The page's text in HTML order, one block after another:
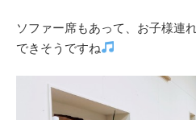
ソファー席もあって、お子様連
できそうですね